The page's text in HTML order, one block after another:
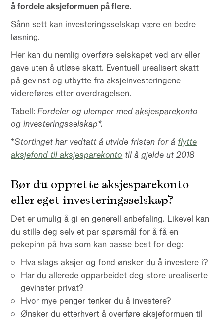
å fordele aksjeformuen på flere.
Sånn sett kan investeringsselskap være en bedre
løsning.
Her kan du nemlig overføre selskapet ved arv eller
gave uten å utløse skatt. Eventuell urealisert skatt
på gevinst og utbytte fra aksjeinvesteringene
videreføres etter overdragelsen.
Tabell:Fordeler og ulemper med aksjesparekonto
og investeringsselskap*.
*Stortinget har vedtatt å utvide fristen for å flytte
aksjefond til aksjesparekonto til å gjelde ut 2018
Bør du opprette aksjesparekonto
eller eget investeringsselskap?
Det er umulig å gi en generell anbefaling. Likevel kan
du stille deg selv et par spørsmål for å få en
pekepinn på hva som kan passe best for deg:
Hva slags aksjer og fond ønsker du å investere i?
Har du allerede opparbeidet deg store urealiserte
gevinster privat?
Hvor mye penger tenker du å investere?
Ønsker du etterhvert å overføre aksjeformuen til